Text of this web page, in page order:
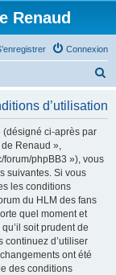
Renaud
Connexion
d’utilisation
(désigné ci-après par
Renaud »,
phpBB3 »), vous
suivantes. Si vous
les conditions
du HLM des fans
quel moment et
soit prudent de
continuez d’utiliser
ont été
des conditions